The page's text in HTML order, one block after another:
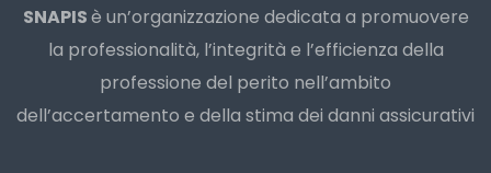
SNAPISè un’organizzazione dedicata a promuovere
la professionalità, l’integrità e l’efficienza della
professione del perito nell’ambito
dell’accertamento e della stima dei danni assicurativi